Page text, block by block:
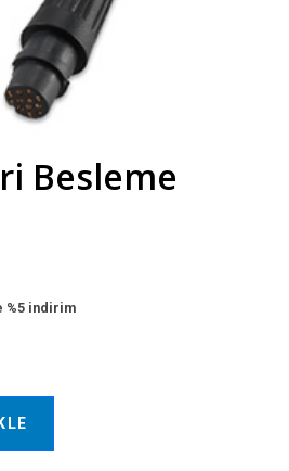
Besleme
%5 indirim